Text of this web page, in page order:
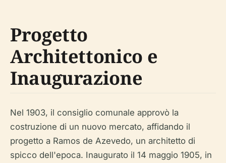
Progetto
Architettonico e
Inaugurazione
Nel 1903, il consiglio comunale approvò la
costruzione di un nuovo mercato, affidando il
progetto a Ramos de Azevedo, un architetto di
spicco dell'epoca. Inaugurato il 14 maggio 1905, in